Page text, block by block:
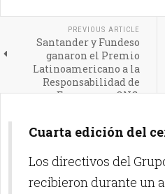
PREVIOUS ARTICLE
Santander y Fundeso
ganaron el Premio
Latinoamericano a la
Responsabilidad de
Empresas y ONG.
Cuarta edición del
Los directivos del
recibieron durante un